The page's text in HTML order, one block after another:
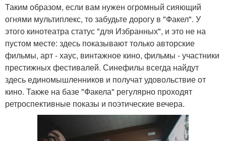
Таким образом, если вам нужен огромный сияющий
огнями мультиплекс, то забудьте дорогу в "Факел". У
этого кинотеатра статус "для Избранных", и это не на
пустом месте: здесь показывают только авторские
фильмы, арт - хаус, винтажное кино, фильмы - участники
престижных фестивалей. Синефилы всегда найдут
здесь единомышленников и получат удовольствие от
кино. Также на базе "Факела" регулярно проходят
ретроспективные показы и поэтические вечера.